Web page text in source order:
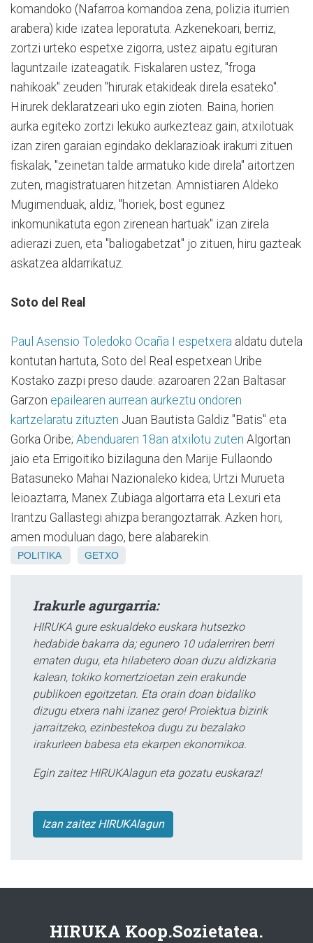
komandoko (Nafarroa komandoa zena, polizia iturrien
arabera) kide izatea leporatuta. Azkenekoari, berriz,
zortzi urteko espetxe zigorra, ustez aipatu egituran
laguntzaile izateagatik. Fiskalaren ustez, "froga
nahikoak" zeuden "hirurak etakideak direla esateko".
Hirurek deklaratzeari uko egin zioten. Baina, horien
aurka egiteko zortzi lekuko aurkezteaz gain, atxilotuak
izan ziren garaian egindako deklarazioak irakurri zituen
fiskalak, "zeinetan talde armatuko kide direla" aitortzen
zuten, magistratuaren hitzetan. Amnistiaren Aldeko
Mugimenduak, aldiz, "horiek, bost egunez
inkomunikatuta egon zirenean hartuak" izan zirela
adierazi zuen, eta "baliogabetzat" jo zituen, hiru gazteak
askatzea aldarrikatuz.
Soto del Real
Paul Asensio Toledoko Ocaña I espetxera aldatu dutela
kontutan hartuta, Soto del Real espetxean Uribe
Kostako zazpi preso daude: azaroaren 22an Baltasar
Garzon epailearen aurrean aurkeztu ondoren
kartzelaratu zituzten Juan Bautista Galdiz "Batis" eta
Gorka Oribe; Abenduaren 18an atxilotu zuten Algortan
jaio eta Errigoitiko bizilaguna den Marije Fullaondo
Batasuneko Mahai Nazionaleko kidea; Urtzi Murueta
leioaztarra, Manex Zubiaga algortarra eta Lexuri eta
Irantzu Gallastegi ahizpa berangoztarrak. Azken hori,
amen moduluan dago, bere alabarekin.
POLITIKA GETXO
Irakurle agurgarria:
HIRUKA gure eskualdeko euskara hutsezko
hedabide bakarra da; egunero 10 udalerriren berri
ematen dugu, eta hilabetero doan duzu aldizkaria
kalean, tokiko komertzioetan zein erakunde
publikoen egoitzetan. Eta orain doan bidaliko
dizugu etxera nahi izanez gero! Proiektua bizirik
jarraitzeko, ezinbestekoa dugu zu bezalako
irakurleen babesa eta ekarpen ekonomikoa.
Egin zaitez HIRUKAlagun eta gozatu euskaraz!
Izan zaitez HIRUKAlagun
HIRUKA Koop.Sozietatea.